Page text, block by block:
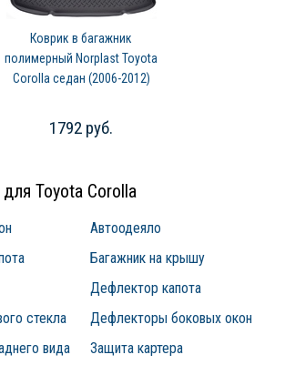
Коврик в багажник
полимерный Norplast Toyota
Corolla седан (2006-2012)
1792 руб.
Toyota Corolla
Автоодеяло
Багажник на крышу
Дефлектор капота
стекла
Дефлекторы боковых окон
вида
Защита картера